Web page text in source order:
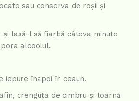
sau conserva de roșii și
și lasă-l să fiarbă câteva minute
alcoolul.
iepure înapoi în ceaun.
crenguța de cimbru și toarnă